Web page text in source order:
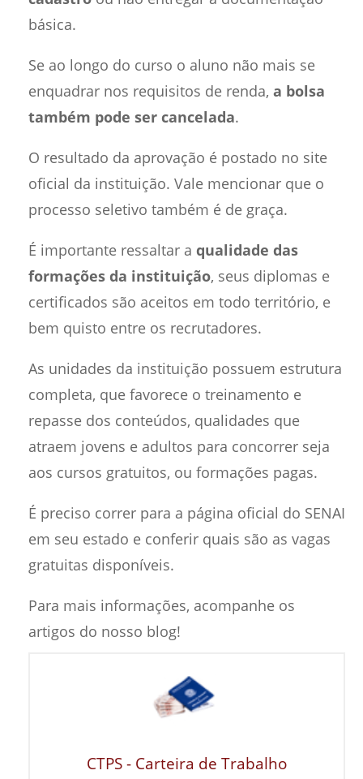
básica.
Se ao longo do curso o aluno não mais se
enquadrar nos requisitos de renda, a bolsa
também pode ser cancelada.
O resultado da aprovação é postado no site
oficial da instituição. Vale mencionar que o
processo seletivo também é de graça.
É importante ressaltar a qualidade das
formações da instituição, seus diplomas e
certificados são aceitos em todo território, e
bem quisto entre os recrutadores.
As unidades da instituição possuem estrutura
completa, que favorece o treinamento e
repasse dos conteúdos, qualidades que
atraem jovens e adultos para concorrer seja
aos cursos gratuitos, ou formações pagas.
É preciso correr para a página oficial do SENAI
em seu estado e conferir quais são as vagas
gratuitas disponíveis.
Para mais informações, acompanhe os
artigos do nosso blog!
CTPS - Carteira de Trabalho